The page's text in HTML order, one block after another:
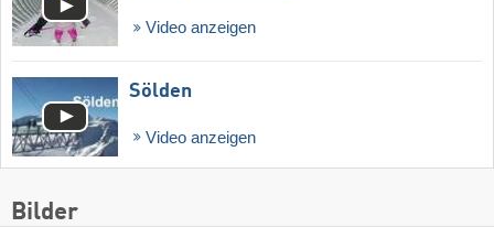
Video anzeigen
Sölden
Video anzeigen
Bilder